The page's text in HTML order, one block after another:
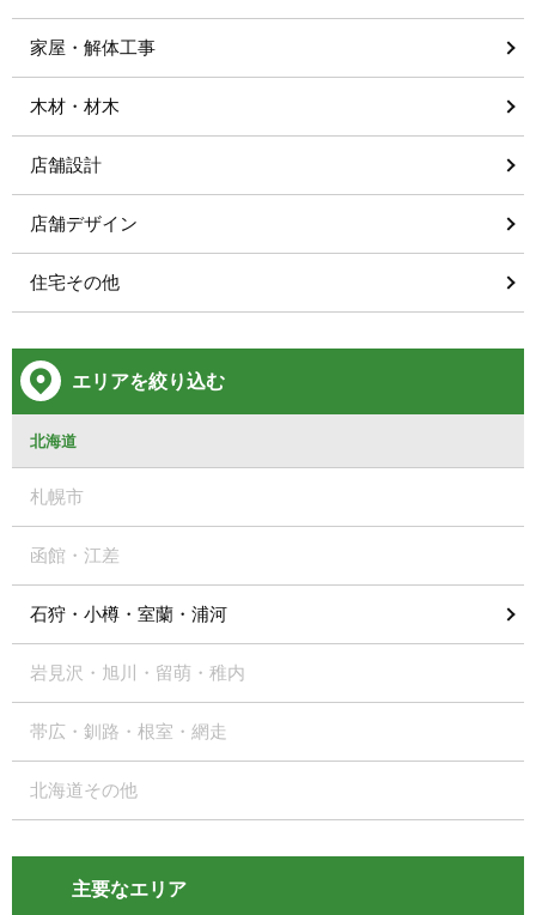
家屋・解体工事
木材・材木
店舗設計
店舗デザイン
住宅その他
エリアを絞り込む
北海道
札幌市
函館・江差
石狩・小樽・室蘭・浦河
岩見沢・旭川・留萌・稚内
帯広・釧路・根室・網走
北海道その他
主要なエリア